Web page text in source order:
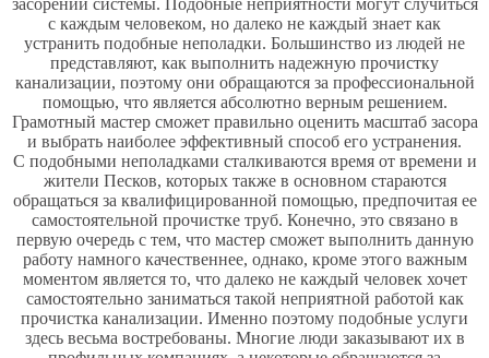
засорении системы. Подобные неприятности могут случиться
с каждым человеком, но далеко не каждый знает как
устранить подобные неполадки. Большинство из людей не
представляют, как выполнить надежную прочистку
канализации, поэтому они обращаются за профессиональной
помощью, что является абсолютно верным решением.
Грамотный мастер сможет правильно оценить масштаб засора
и выбрать наиболее эффективный способ его устранения.
С подобными неполадками сталкиваются время от времени и
жители Песков, которых также в основном стараются
обращаться за квалифицированной помощью, предпочитая ее
самостоятельной прочистке труб. Конечно, это связано в
первую очередь с тем, что мастер сможет выполнить данную
работу намного качественнее, однако, кроме этого важным
моментом является то, что далеко не каждый человек хочет
самостоятельно заниматься такой неприятной работой как
прочистка канализации. Именно поэтому подобные услуги
здесь весьма востребованы. Многие люди заказывают их в